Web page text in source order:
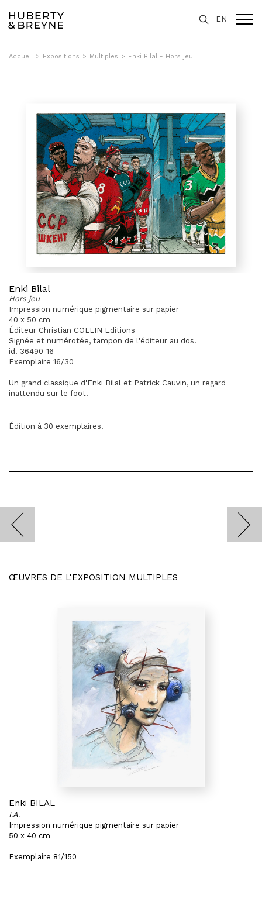
EN
Accueil > Expositions > Multiples > Enki Bilal - Hors jeu
Enki Bilal
Hors jeu
Impression numérique pigmentaire sur papier
40 x 50 cm
Éditeur Christian COLLIN Editions
Signée et numérotée, tampon de l'éditeur au dos.
id. 36490-16
Exemplaire 16/30
Un grand classique d'Enki Bilal et Patrick Cauvin, un regard
inattendu sur le foot.
Édition à 30 exemplaires.
ŒUVRES DE L'EXPOSITION MULTIPLES
Enki BILAL
I.A.
Impression numérique pigmentaire sur papier
50 x 40 cm
Exemplaire 81/150